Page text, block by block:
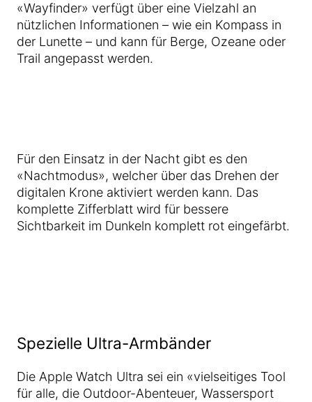
«Wayfinder» verfügt über eine Vielzahl an
nützlichen Informationen – wie ein Kompass in
der Lunette – und kann für Berge, Ozeane oder
Trail angepasst werden.
Für den Einsatz in der Nacht gibt es den
«Nachtmodus», welcher über das Drehen der
digitalen Krone aktiviert werden kann. Das
komplette Zifferblatt wird für bessere
Sichtbarkeit im Dunkeln komplett rot eingefärbt.
Spezielle Ultra-Armbänder
Die Apple Watch Ultra sei ein «vielseitiges Tool
für alle, die Outdoor-Abenteuer, Wassersport